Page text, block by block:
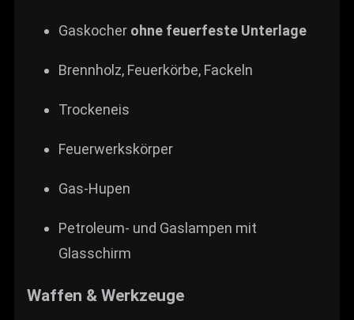
Gaskocher ohne feuerfeste Unterlage
Brennholz, Feuerkörbe, Fackeln
Trocken­eis
Feuerwerkskörper
Gas-Hupen
Petroleum- und Gaslampen mit
Glasschirm
Waffen & Werkzeuge